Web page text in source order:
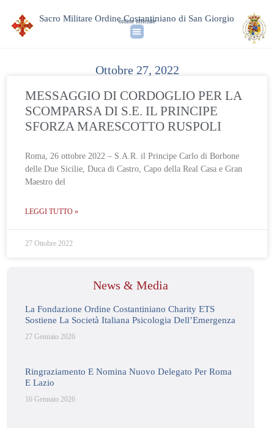
Sacro Militare Ordine Costantiniano di San Giorgio
ordine ufficiale
Ottobre 27, 2022
MESSAGGIO DI CORDOGLIO PER LA
SCOMPARSA DI S.E. IL PRINCIPE
SFORZA MARESCOTTO RUSPOLI
Roma, 26 ottobre 2022 – S.A.R. il Principe Carlo di Borbone
delle Due Sicilie, Duca di Castro, Capo della Real Casa e Gran
Maestro del
LEGGI TUTTO »
27 Ottobre 2022
News & Media
La Fondazione Ordine Costantiniano Charity ETS
Sostiene La Società Italiana Psicologia Dell’Emergenza
27 Gennaio 2026
Ringraziamento E Nomina Nuovo Delegato Per Roma
E Lazio
16 Gennaio 2026